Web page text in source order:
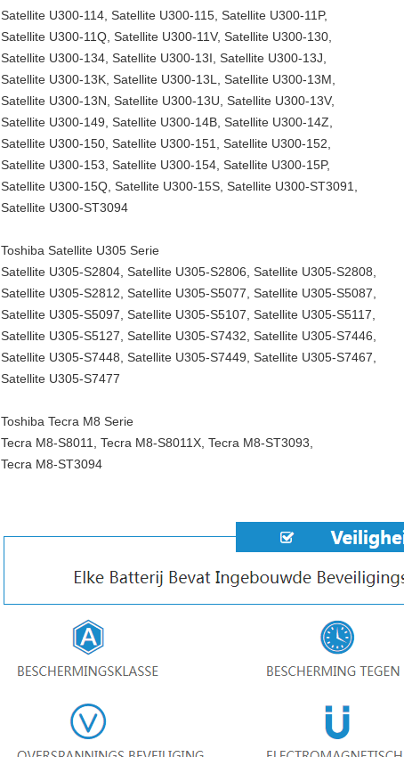
Satellite U300-114, Satellite U300-115, Satellite U300-11P,
Satellite U300-11Q, Satellite U300-11V, Satellite U300-130,
Satellite U300-134, Satellite U300-13I, Satellite U300-13J,
Satellite U300-13K, Satellite U300-13L, Satellite U300-13M,
Satellite U300-13N, Satellite U300-13U, Satellite U300-13V,
Satellite U300-149, Satellite U300-14B, Satellite U300-14Z,
Satellite U300-150, Satellite U300-151, Satellite U300-152,
Satellite U300-153, Satellite U300-154, Satellite U300-15P,
Satellite U300-15Q, Satellite U300-15S, Satellite U300-ST3091,
Satellite U300-ST3094
Toshiba Satellite U305 Serie
Satellite U305-S2804, Satellite U305-S2806, Satellite U305-S2808,
Satellite U305-S2812, Satellite U305-S5077, Satellite U305-S5087,
Satellite U305-S5097, Satellite U305-S5107, Satellite U305-S5117,
Satellite U305-S5127, Satellite U305-S7432, Satellite U305-S7446,
Satellite U305-S7448, Satellite U305-S7449, Satellite U305-S7467,
Satellite U305-S7477
Toshiba Tecra M8 Serie
Tecra M8-S8011, Tecra M8-S8011X, Tecra M8-ST3093,
Tecra M8-ST3094